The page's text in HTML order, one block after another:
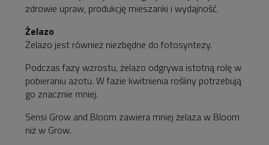
zdrowie upraw, produkcję mieszanki i wydajność.
Żelazo
Żelazo jest również niezbędne do fotosyntezy.
Podczas fazy wzrostu, żelazo odgrywa istotną rolę w
pobieraniu azotu. W fazie kwitnienia rośliny potrzebują
go znacznie mniej.
Sensi Grow and Bloom zawiera mniej żelaza w Bloom
niż w Grow.